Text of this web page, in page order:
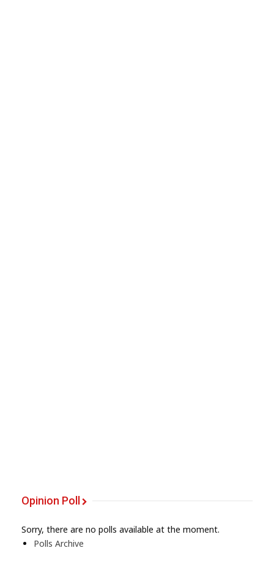
Opinion Poll
Sorry, there are no polls available at the moment.
Polls Archive